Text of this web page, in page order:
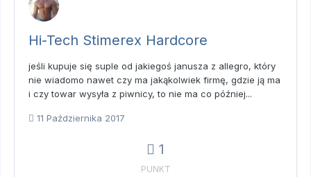
Hi-Tech Stimerex Hardcore
jeśli kupuje się suple od jakiegoś janusza z allegro, który
nie wiadomo nawet czy ma jakąkolwiek firmę, gdzie ją ma
i czy towar wysyła z piwnicy, to nie ma co później...
11 Października 2017
1
PUNKT